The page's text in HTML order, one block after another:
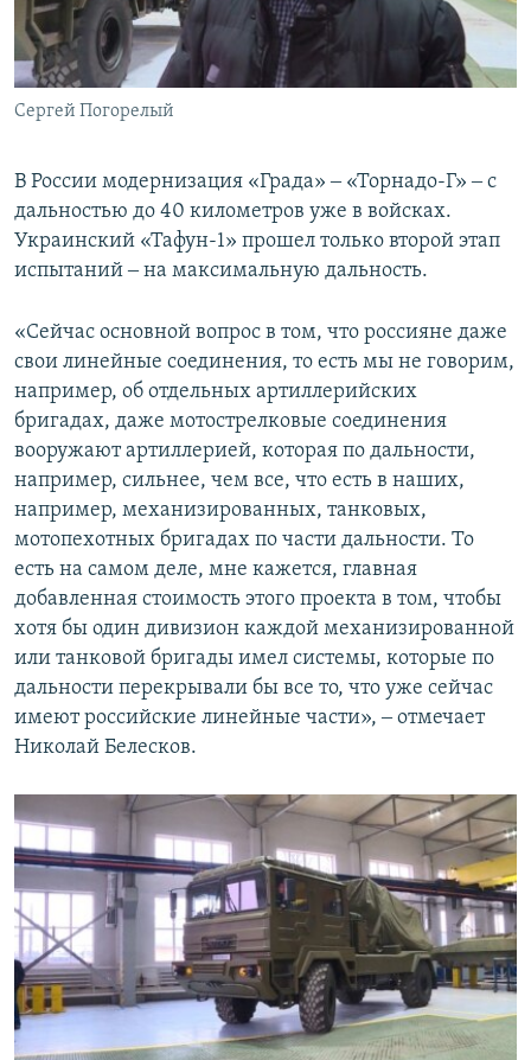
Сергей Погорелый
В России модернизация «Града» ‒ «Торнадо-Г» ‒ с
дальностью до 40 километров уже в войсках.
Украинский «Тафун-1» прошел только второй этап
испытаний ‒ на максимальную дальность.
«Сейчас основной вопрос в том, что россияне даже
свои линейные соединения, то есть мы не говорим,
например, об отдельных артиллерийских
бригадах, даже мотострелковые соединения
вооружают артиллерией, которая по дальности,
например, сильнее, чем все, что есть в наших,
например, механизированных, танковых,
мотопехотных бригадах по части дальности. То
есть на самом деле, мне кажется, главная
добавленная стоимость этого проекта в том, чтобы
хотя бы один дивизион каждой механизированной
или танковой бригады имел системы, которые по
дальности перекрывали бы все то, что уже сейчас
имеют российские линейные части», ‒ отмечает
Николай Белесков.